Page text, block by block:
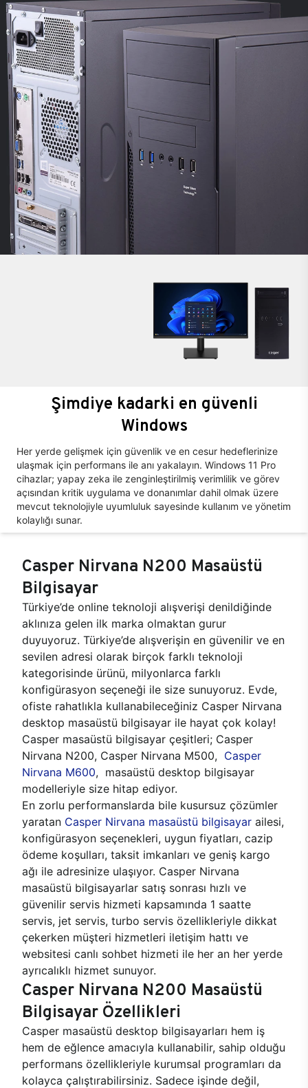
Şimdiye kadarki en güvenli
Windows
Her yerde gelişmek için güvenlik ve en cesur hedeflerinize
ulaşmak için performans ile anı yakalayın. Windows 11 Pro
cihazlar; yapay zeka ile zenginleştirilmiş verimlilik ve görev
açısından kritik uygulama ve donanımlar dahil olmak üzere
mevcut teknolojiyle uyumluluk sayesinde kullanım ve yönetim
kolaylığı sunar.
Casper Nirvana N200 Masaüstü
Bilgisayar
Türkiye’de online teknoloji alışverişi denildiğinde
aklınıza gelen ilk marka olmaktan gurur
duyuyoruz. Türkiye’de alışverişin en güvenilir ve en
sevilen adresi olarak birçok farklı teknoloji
kategorisinde ürünü, milyonlarca farklı
konfigürasyon seçeneği ile size sunuyoruz. Evde,
ofiste rahatlıkla kullanabileceğiniz Casper Nirvana
desktop masaüstü bilgisayar ile hayat çok kolay!
Casper masaüstü bilgisayar çeşitleri; Casper
Nirvana N200, Casper Nirvana M500, Casper
Nirvana M600, masaüstü desktop bilgisayar
modelleriyle size hitap ediyor.
En zorlu performanslarda bile kusursuz çözümler
yaratan Casper Nirvana masaüstü bilgisayar ailesi,
konfigürasyon seçenekleri, uygun fiyatları, cazip
ödeme koşulları, taksit imkanları ve geniş kargo
ağı ile adresinize ulaşıyor. Casper Nirvana
masaüstü bilgisayarlar satış sonrası hızlı ve
güvenilir servis hizmeti kapsamında 1 saatte
servis, jet servis, turbo servis özellikleriyle dikkat
çekerken müşteri hizmetleri iletişim hattı ve
websitesi canlı sohbet hizmeti ile her an her yerde
ayrıcalıklı hizmet sunuyor.
Casper Nirvana N200 Masaüstü
Bilgisayar Özellikleri
Casper masaüstü desktop bilgisayarları hem iş
hem de eğlence amacıyla kullanabilir, sahip olduğu
performans özellikleriyle kurumsal programları da
kolayca çalıştırabilirsiniz. Sadece işinde değil,